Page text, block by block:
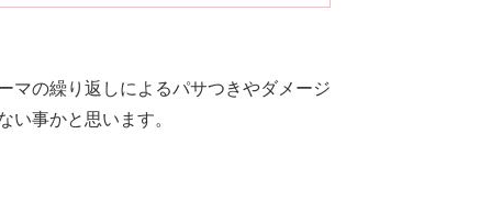
マの繰り返しによるパサつきやダメージ
事かと思います。